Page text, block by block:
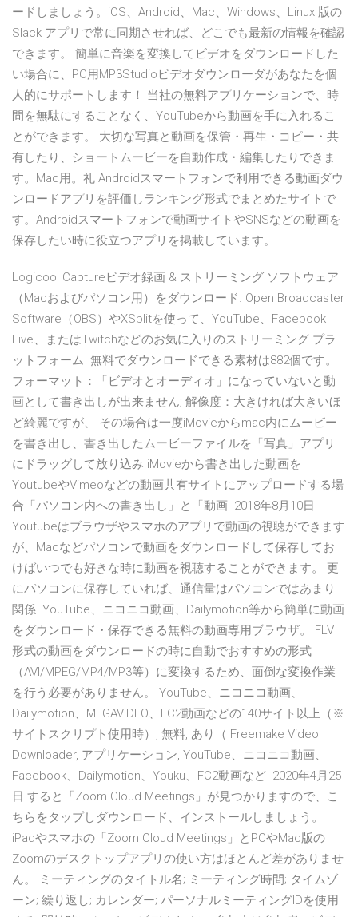
ードしましょう。iOS、Android、Mac、Windows、Linux 版の
Slack アプリで常に同期させれば、どこでも最新の情報を確認
できます。 簡単に音楽を変換してビデオをダウンロードした
い場合に、PC用MP3Studioビデオダウンローダがあなたを個
人的にサポートします！ 当社の無料アプリケーションで、時
間を無駄にすることなく、YouTubeから動画を手に入れるこ
とができます。 大切な写真と動画を保管・再生・コピー・共
有したり、ショートムービーを自動作成・編集したりできま
す。Mac用。礼 Androidスマートフォンで利用できる動画ダウ
ンロードアプリを評価しランキング形式でまとめたサイトで
す。Androidスマートフォンで動画サイトやSNSなどの動画を
保存したい時に役立つアプリを掲載しています。
Logicool Captureビデオ録画 & ストリーミング ソフトウェア
（Macおよびパソコン用）をダウンロード. Open Broadcaster
Software（OBS）やXSplitを使って、YouTube、Facebook
Live、またはTwitchなどのお気に入りのストリーミング プラ
ットフォーム 無料でダウンロードできる素材は882個です。
フォーマット：「ビデオとオーディオ」になっていないと動
画として書き出しが出来ません; 解像度：大きければ大きいほ
ど綺麗ですが、 その場合は一度iMovieからmac内にムービー
を書き出し、書き出したムービーファイルを「写真」アプリ
にドラッグして放り込み iMovieから書き出した動画を
YoutubeやVimeoなどの動画共有サイトにアップロードする場
合「パソコン内への書き出し」と「動画 2018年8月10日
Youtubeはブラウザやスマホのアプリで動画の視聴ができます
が、Macなどパソコンで動画をダウンロードして保存してお
けばいつでも好きな時に動画を視聴することができます。 更
にパソコンに保存していれば、通信量はパソコンではあまり
関係 YouTube、ニコニコ動画、Dailymotion等から簡単に動画
をダウンロード・保存できる無料の動画専用ブラウザ。 FLV
形式の動画をダウンロードの時に自動でおすすめの形式
（AVI/MPEG/MP4/MP3等）に変換するため、面倒な変換作業
を行う必要がありません。 YouTube、ニコニコ動画、
Dailymotion、MEGAVIDEO、FC2動画などの140サイト以上（※
サイトスクリプト使用時）, 無料, あり（ Freemake Video
Downloader, アプリケーション, YouTube、ニコニコ動画、
Facebook、Dailymotion、Youku、FC2動画など 2020年4月25
日 すると「Zoom Cloud Meetings」が見つかりますので、こ
ちらをタップしダウンロード、インストールしましょう。
iPadやスマホの「Zoom Cloud Meetings」とPCやMac版の
Zoomのデスクトップアプリの使い方はほとんど差がありませ
ん。 ミーティングのタイトル名; ミーティング時間; タイムゾ
ーン; 繰り返し; カレンダー; パーソナルミーティングIDを使用